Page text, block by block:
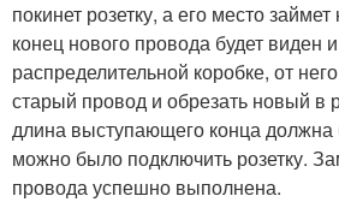
покинет розетку, а его место
конец нового провода будет виден
распределительной коробке, от
старый провод и обрезать новый в
длина выступающего конца
можно было подключить розетку.
провода успешно выполнена.